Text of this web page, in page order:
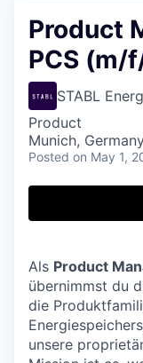
Product
PCS (m/
STABL
Product
Munich,
Posted on May 1,
Als Product
übernimmst du
die
unsere